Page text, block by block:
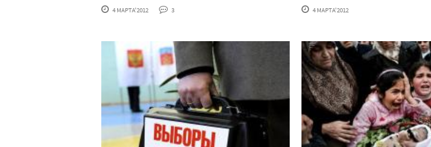
4 МАРТА'2012 3 4 МАРТА'2012